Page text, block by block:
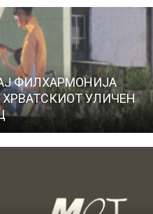
ФИЛХАРМОНИЈА
УЛИЧЕН